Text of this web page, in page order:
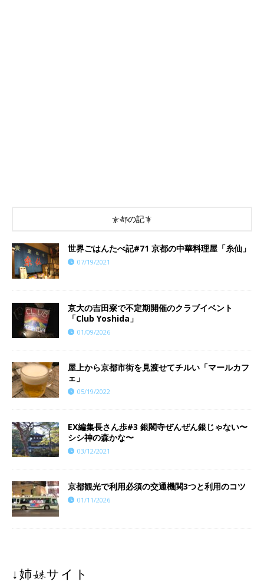
京都の記事
世界ごはんたべ記#71 京都の中華料理屋「糸仙」
07/19/2021
京大の吉田寮で不定期開催のクラブイベント
「Club Yoshida」
01/09/2026
屋上から京都市街を見渡せてチルい「マールカフ
ェ」
05/19/2022
EX編集長さん歩#3 銀閣寺ぜんぜん銀じゃない〜
シシ神の森かな〜
03/12/2021
京都観光で利用必須の交通機関3つと利用のコツ
01/11/2026
↓姉妹サイト